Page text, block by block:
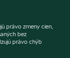
právo zmeny cien,
bez
právo chýb